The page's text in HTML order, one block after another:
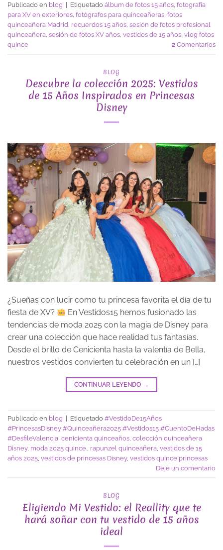
Publicado en blog Etiquetado álbum de fotos 15 años fotografía
para XV en exteriores fotógrafos para quinceañeras fotos
quinceañera Madrid recuerdos 15 años sesión de fotos profesional
quinceañera sesión de fotos XV años vestidos de 15 años vlog fotos
quince
2 Comentarios
BLOG
Descubre la colección 2025: Vestidos
de 15 Años Inspirados en Princesas
Disney
¿Sueñas con lucir como tu princesa favorita el día de tu
fiesta de XV?
En Vestidos15 hemos fusionado las
tendencias de moda 2025 con la magia de Disney para
crear una colección que hace realidad tus fantasías.
Desde el brillo de Cenicienta hasta la valentía de Bella,
nuestros vestidos convierten tu celebración en un […]
CONTINUAR LEYENDO →
Publicado en blog Etiquetado #VestidoDe15Años
#PrincesasDisney #Quinceañera2025 #Vestidos15 #CuentoDeHadas
#DesfileValencia, cenicienta quinceaños, colección quinceañera
Disney, moda 2025 quince., rapunzel quinceañera, vestidos de 15
años 2025, vestidos de princesas Disney, vestidos quince princesas
Deje un comentario
BLOG
Eligiendo Mi Vestido: el Reallity que te
hará soñar con tu vestido de 15 años
ideal